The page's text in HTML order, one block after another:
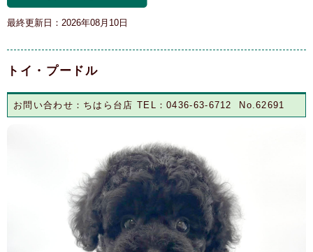
最終更新日：2026年08月10日
トイ・プードル
お問い合わせ：ちはら台店 TEL：0436-63-6712 No.62691